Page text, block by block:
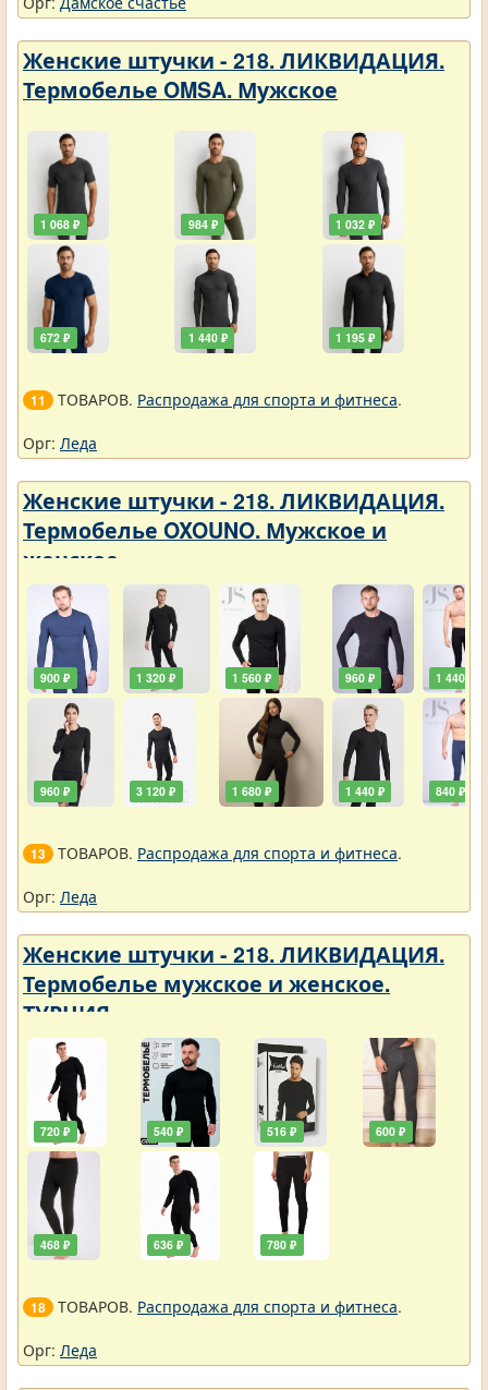
Женские штучки - 218. ЛИКВИДАЦИЯ.
Термобелье OMSA. Мужское
1 068 ₽
672 ₽
984 ₽
1 440 ₽
1 032 ₽
1 195 ₽
11 ТОВАРОВ. Распродажа для спорта и фитнеса.
Орг: Леда
Женские штучки - 218. ЛИКВИДАЦИЯ.
Термобелье OXOUNO. Мужское и
женское
900 ₽
960 ₽
1 320 ₽
3 120 ₽
1 560 ₽
1 680 ₽
960 ₽
1 440 ₽
1 440 ₽
840 ₽
13 ТОВАРОВ. Распродажа для спорта и фитнеса.
Орг: Леда
Женские штучки - 218. ЛИКВИДАЦИЯ.
Термобелье мужское и женское.
ТУРЦИЯ
720 ₽
468 ₽
540 ₽
636 ₽
516 ₽
780 ₽
600 ₽
18 ТОВАРОВ. Распродажа для спорта и фитнеса.
Орг: Леда